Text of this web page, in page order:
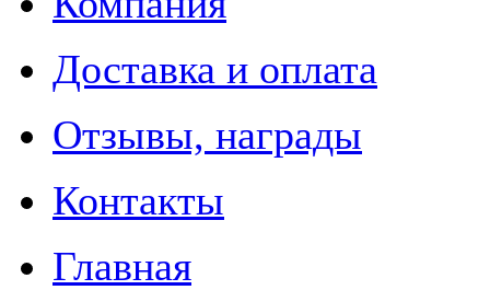
Доставка и оплата
Отзывы, награды
Контакты
Главная